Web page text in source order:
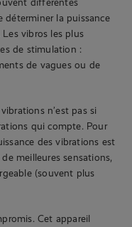
déterminer la puissance
vibros les plus
de stimulation :
de vagues ou de
n’est pas si
qui compte. Pour
des vibrations est
meilleures sensations,
(souvent plus
Cet appareil